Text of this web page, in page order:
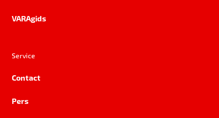
VARAgids
Service
Contact
Pers